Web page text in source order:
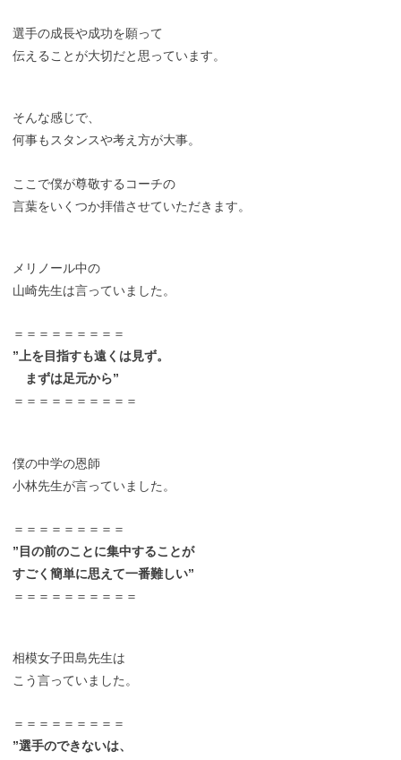
選手の成長や成功を願って
伝えることが大切だと思っています。
そんな感じで、
何事もスタンスや考え方が大事。
ここで僕が尊敬するコーチの
言葉をいくつか拝借させていただきます。
メリノール中の
山崎先生は言っていました。
＝＝＝＝＝＝＝＝＝
”上を目指すも遠くは見ず。
まずは足元から”
＝＝＝＝＝＝＝＝＝＝
僕の中学の恩師
小林先生が言っていました。
＝＝＝＝＝＝＝＝＝
”目の前のことに集中することが
すごく簡単に思えて一番難しい”
＝＝＝＝＝＝＝＝＝＝
相模女子田島先生は
こう言っていました。
＝＝＝＝＝＝＝＝＝
”選手のできないは、